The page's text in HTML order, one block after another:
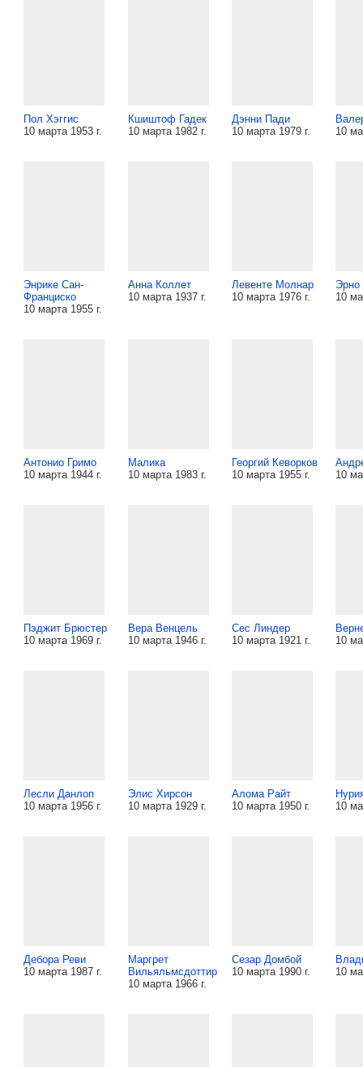
Пол Хэггис
10 марта 1953 г.
Кшиштоф Гадек
10 марта 1982 г.
Дэнни Пади
10 марта 1979 г.
10
Энрике Сан-
Франциско
10 марта 1955 г.
Анна Коллет
10 марта 1937 г.
Левенте Молнар
10 марта 1976 г.
Эрно
10
Антонио Гримо
10 марта 1944 г.
Малика
10 марта 1983 г.
Георгий Кеворков
10 марта 1955 г.
10
Пэджит Брюстер
10 марта 1969 г.
Вера Венцель
10 марта 1946 г.
Сес Линдер
10 марта 1921 г.
10
Лесли Данлоп
10 марта 1956 г.
Элис Хирсон
10 марта 1929 г.
Алома Райт
10 марта 1950 г.
10
Дебора Реви
10 марта 1987 г.
Маргрет
Вильяльмсдоттир
10 марта 1966 г.
Сезар Домбой
10 марта 1990 г.
10